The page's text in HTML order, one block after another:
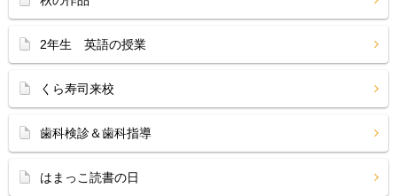
2年生 英語の授業
くら寿司来校
歯科検診＆歯科指導
はまっこ読書の日